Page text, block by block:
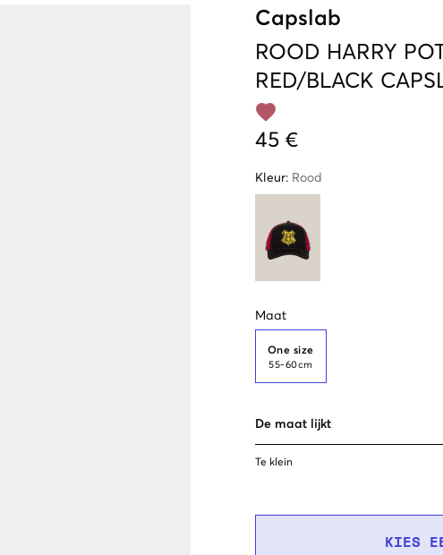
Capslab
ROOD HARRY
RED/BLACK
45 €
Kleur: Rood
Maat
One size
55-60cm
De maat lijkt
Te klein
KIES